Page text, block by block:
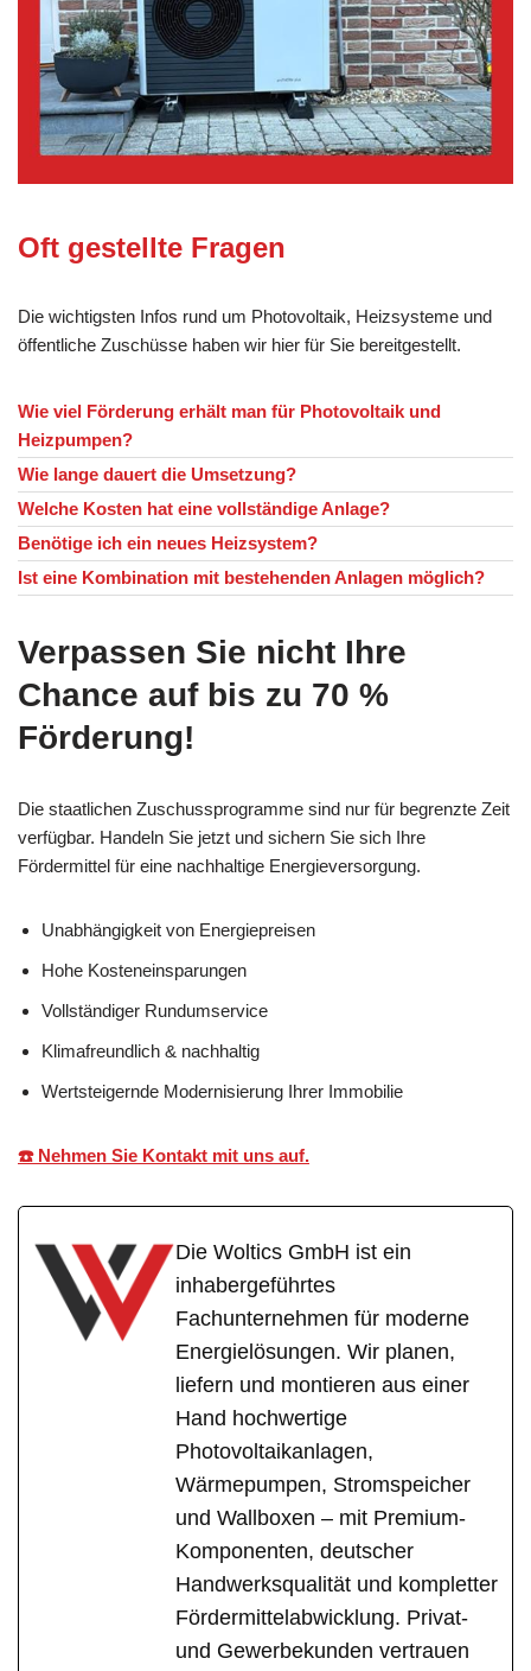
Oft gestellte Fragen
Die wichtigsten Infos rund um Photovoltaik, Heizsysteme und
öffentliche Zuschüsse haben wir hier für Sie bereitgestellt.
Wie viel Förderung erhält man für Photovoltaik und
Heizpumpen?
Wie lange dauert die Umsetzung?
Welche Kosten hat eine vollständige Anlage?
Benötige ich ein neues Heizsystem?
Ist eine Kombination mit bestehenden Anlagen möglich?
Verpassen Sie nicht Ihre
Chance auf bis zu 70 %
Förderung!
Die staatlichen Zuschussprogramme sind nur für begrenzte Zeit
verfügbar. Handeln Sie jetzt und sichern Sie sich Ihre
Fördermittel für eine nachhaltige Energieversorgung.
Unabhängigkeit von Energiepreisen
Hohe Kosteneinsparungen
Vollständiger Rundumservice
Klimafreundlich & nachhaltig
Wertsteigernde Modernisierung Ihrer Immobilie
☎️ Nehmen Sie Kontakt mit uns auf.
Die Woltics GmbH ist ein
inhabergeführtes
Fachunternehmen für moderne
Energielösungen. Wir planen,
liefern und montieren aus einer
Hand hochwertige
Photovoltaikanlagen,
Wärmepumpen, Stromspeicher
und Wallboxen – mit Premium-
Komponenten, deutscher
Handwerksqualität und kompletter
Fördermittelabwicklung. Privat-
und Gewerbekunden vertrauen